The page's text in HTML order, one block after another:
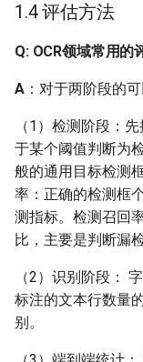
支持的字符，该
Q：特殊字符（
标点符号）识别
怎么办？
Q：单张图上多
识别（如单张图
手写文字并存）
何处理？
1.4 评估方法
Q: OCR领域常用的
A ：对于两阶段的
（1）检测阶段：
于某个阈值判断为
般的通用目标检测
率：正确的检测框
测指标。检测召回
比，主要是判断漏
（2）识别阶段：
标注的文本行数量
别。